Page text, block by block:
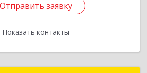
Отправить заявку
Показать контакты
Отправить заявку
Назад